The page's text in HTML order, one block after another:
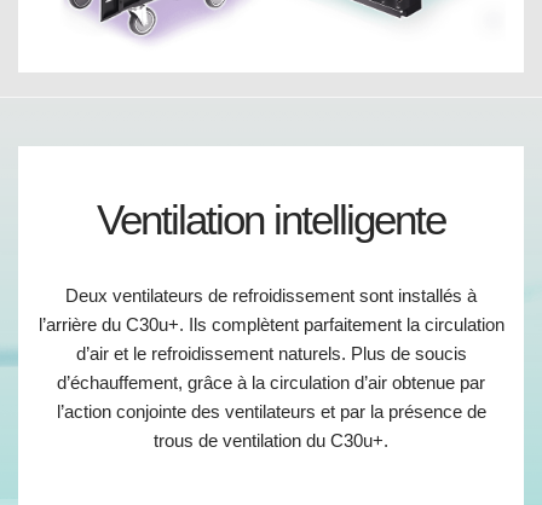
Ventilation intelligente
Deux ventilateurs de refroidissement sont installés à
l’arrière du C30u+. Ils complètent parfaitement la circulation
d’air et le refroidissement naturels. Plus de soucis
d’échauffement, grâce à la circulation d’air obtenue par
l’action conjointe des ventilateurs et par la présence de
trous de ventilation du C30u+.